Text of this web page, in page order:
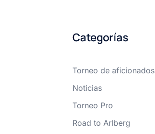
Categorías
Torneo de aficionados
Noticias
Torneo Pro
Road to Arlberg